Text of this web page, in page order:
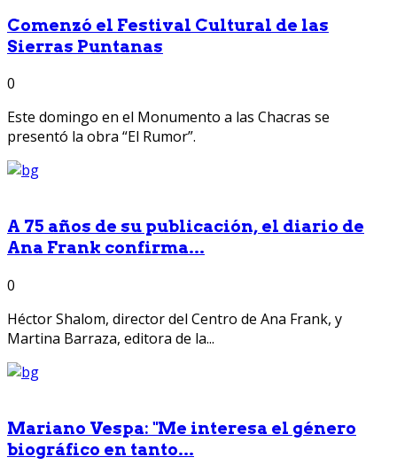
Comenzó el Festival Cultural de las
Sierras Puntanas
0
Este domingo en el Monumento a las Chacras se
presentó la obra “El Rumor”.
A 75 años de su publicación, el diario de
Ana Frank confirma...
0
Héctor Shalom, director del Centro de Ana Frank, y
Martina Barraza, editora de la...
Mariano Vespa: "Me interesa el género
biográfico en tanto...